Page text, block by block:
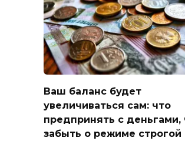
Ваш баланс будет
увеличиваться сам: что
предпринять с деньгами,
забыть о режиме строгой